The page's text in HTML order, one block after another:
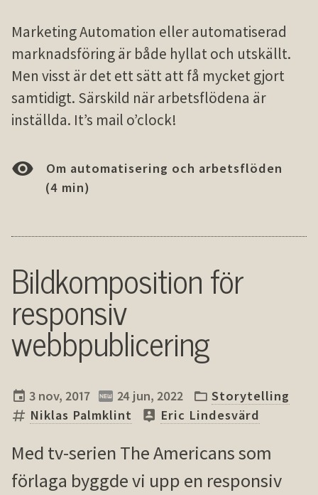
Marketing Automation eller automatiserad
marknadsföring är både hyllat och utskällt.
Men visst är det ett sätt att få mycket gjort
samtidigt. Särskild när arbetsflödena är
inställda. It’s mail o’clock!
Om automatisering och arbetsflöden
(4 min)
Bildkomposition för
responsiv
webbpublicering
3 nov, 2017 24 jun, 2022
Storytelling
Niklas Palmklint
Eric Lindesvärd
Med tv-serien The Americans som
förlaga byggde vi upp en responsiv